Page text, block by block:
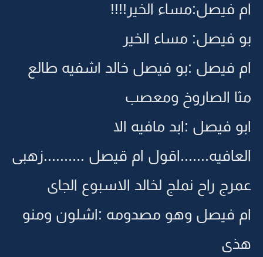
ام فيصل:مساء الخير!!!!
بو فيصل: مساء الخير
ام فيصل :بو فيصل خالد اشفيه طالع
مثا الصاروخ ومعصب
ابو فيصل :ابد مافيه الا
العافيه.......اقول ام قيصل ..........زهبى
عمرج راح نملج لخالد الاسبوع الجاى
ام فيصل وهو مصدومه :اشلون ومنو
هذى